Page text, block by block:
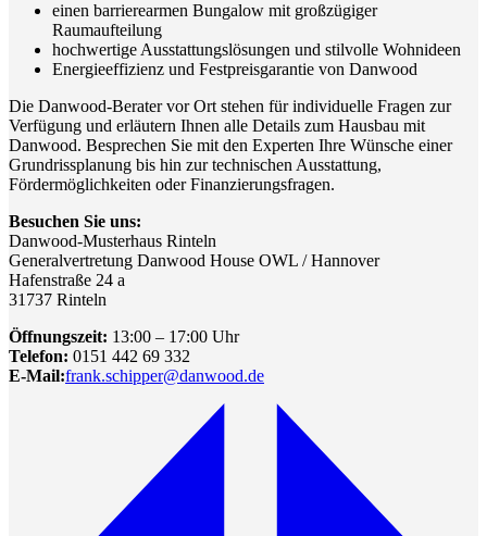
einen barrierearmen Bungalow mit großzügiger
Raumaufteilung
hochwertige Ausstattungslösungen und stilvolle Wohnideen
Energieeffizienz und Festpreisgarantie von Danwood
Die Danwood-Berater vor Ort stehen für individuelle Fragen zur
Verfügung und erläutern Ihnen alle Details zum Hausbau mit
Danwood. Besprechen Sie mit den Experten Ihre Wünsche einer
Grundrissplanung bis hin zur technischen Ausstattung,
Fördermöglichkeiten oder Finanzierungsfragen.
Besuchen Sie uns:
Danwood-Musterhaus Rinteln
Generalvertretung Danwood House OWL / Hannover
Hafenstraße 24 a
31737 Rinteln
Öffnungszeit: 13:00 – 17:00 Uhr
Telefon: 0151 442 69 332
E-Mail:frank.schipper@danwood.de